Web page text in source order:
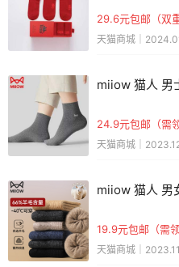
29.6元包邮（双
天猫商城｜
miiow 猫人 男
24.9元包邮（需
天猫商城｜
miiow 猫人 男
19.9元包邮（需领
天猫商城｜